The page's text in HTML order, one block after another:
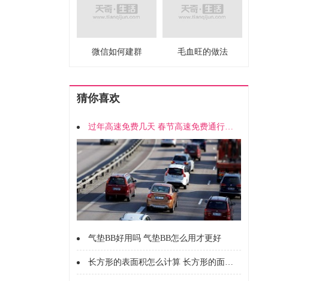
微信如何建群 毛血旺的做法
猜你喜欢
过年高速免费几天 春节高速免费通行时间
气垫BB好用吗 气垫BB怎么用才更好
长方形的表面积怎么计算 长方形的面积怎么计算的